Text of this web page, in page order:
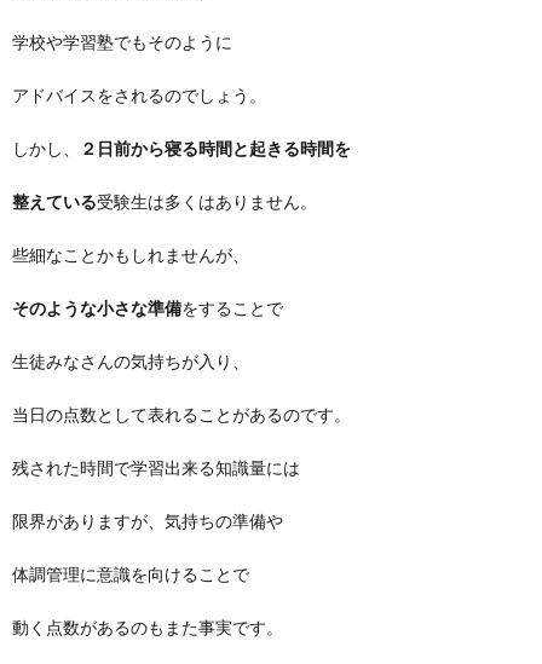
学校や学習塾でもそのように
アドバイスをされるのでしょう。
しかし、 ２日前から寝る時間と起きる時間を
整えている受験生は多くはありません。
些細なことかもしれませんが、
そのような小さな準備をすることで
生徒みなさんの気持ちが入り、
当日の点数として表れることがあるのです。
残された時間で学習出来る知識量には
限界がありますが、気持ちの準備や
体調管理に意識を向けることで
動く点数があるのもまた事実です。